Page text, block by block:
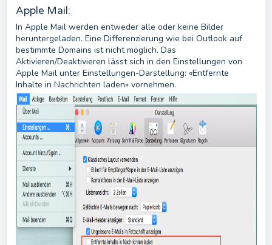
Apple Mail:
In Apple Mail werden entweder alle oder keine Bilder
heruntergeladen. Eine Differenzierung wie bei Outlook auf
bestimmte Domains ist nicht möglich. Das
Aktivieren/Deaktivieren lässt sich in den Einstellungen von
Apple Mail unter Einstellungen-Darstellung: «Entfernte
Inhalte in Nachrichten laden» vornehmen.